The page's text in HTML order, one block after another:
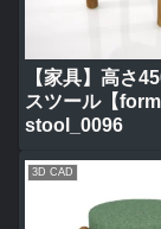
【家具】高さ
スツール【
stool_0096
3D CAD